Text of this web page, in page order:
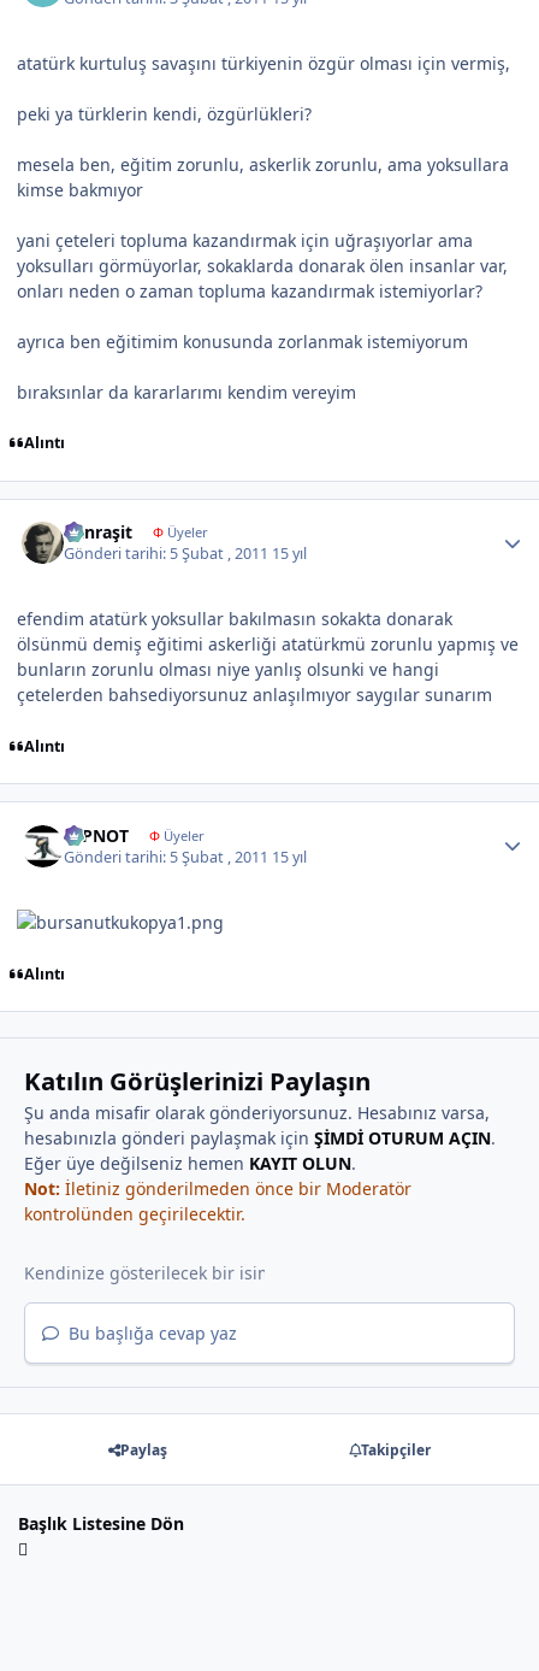
atatürk kurtuluş savaşını türkiyenin özgür olması için vermiş,
peki ya türklerin kendi, özgürlükleri?
mesela ben, eğitim zorunlu, askerlik zorunlu, ama yoksullara
kimse bakmıyor
yani çeteleri topluma kazandırmak için uğraşıyorlar ama
yoksulları görmüyorlar, sokaklarda donarak ölen insanlar var,
onları neden o zaman topluma kazandırmak istemiyorlar?
ayrıca ben eğitimim konusunda zorlanmak istemiyorum
bıraksınlar da kararlarımı kendim vereyim
Alıntı
Canraşit ΦÜyeler
Gönderi tarihi: 5 Şubat , 2011 15 yıl
efendim atatürk yoksullar bakılmasın sokakta donarak
ölsünmü demiş eğitimi askerliği atatürkmü zorunlu yapmış ve
bunların zorunlu olması niye yanlış olsunki ve hangi
çetelerden bahsediyorsunuz anlaşılmıyor saygılar sunarım
Alıntı
DİPNOT ΦÜyeler
Gönderi tarihi: 5 Şubat , 2011 15 yıl
Alıntı
Katılın Görüşlerinizi Paylaşın
Şu anda misafir olarak gönderiyorsunuz. Hesabınız varsa,
hesabınızla gönderi paylaşmak için ŞİMDİ OTURUM AÇIN.
Eğer üye değilseniz hemen KAYIT OLUN.
Not: İletiniz gönderilmeden önce bir Moderatör
kontrolünden geçirilecektir.
Bu başlığa cevap yaz
Paylaş Takipçiler
Başlık Listesine Dön